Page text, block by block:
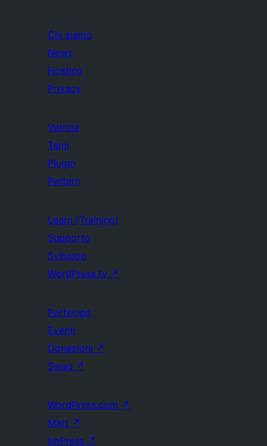
Chi siamo
News
Hosting
Privacy
Vetrina
Temi
Plugin
Pattern
Learn (Training)
Supporto
Sviluppo
WordPress.tv ↗
Partecipa
Eventi
Donazioni ↗
Swag ↗
WordPress.com ↗
Matt ↗
bbPress ↗